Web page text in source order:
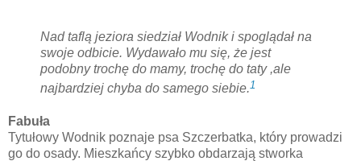
Nad taflą jeziora siedział Wodnik i spoglądał na
swoje odbicie. Wydawało mu się, że jest
podobny trochę do mamy, trochę do taty ,ale
najbardziej chyba do samego siebie. 1
Fabuła
Tytułowy Wodnik poznaje psa Szczerbatka, który prowadzi
go do osady. Mieszkańcy szybko obdarzają stworka